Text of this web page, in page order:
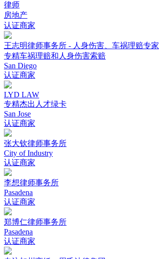
律师
房地产
认证商家
王志明律师事务所 - 人身伤害、车祸理赔专家
专精车祸理赔和人身伤害索赔
San Diego
认证商家
LYD LAW
专精杰出人才绿卡
San Jose
认证商家
张大钦律师事务所
City of Industry
认证商家
李想律师事务所
Pasadena
认证商家
郑博仁律师事务所
Pasadena
认证商家